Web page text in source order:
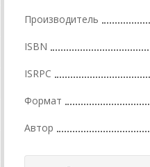
Производитель
ISBN
ISRPC
Формат
Автор